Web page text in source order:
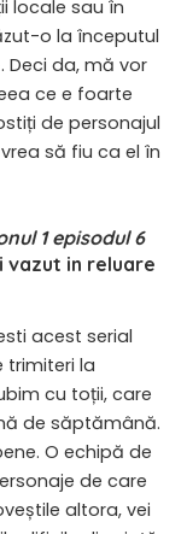
locale sau în
o la începutul
Deci da, mă vor
ce e foarte
de personajul
să fiu ca el în
1 episodul 6
vazut in reluare
acest serial
trimiteri la
cu toții, care
de săptămână.
O echipă de
de care
altora, vei